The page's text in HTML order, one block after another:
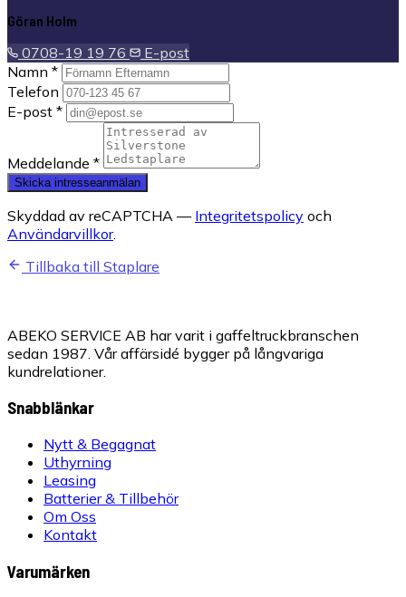
Göran Holm
0708-19 19 76
E-post
Namn *
Telefon
E-post *
Meddelande *
Skicka intresseanmälan
Skyddad av reCAPTCHA — Integritetspolicy och
Användarvillkor.
Tillbaka till Staplare
ABEKO SERVICE AB har varit i gaffeltruckbranschen
sedan 1987. Vår affärsidé bygger på långvariga
kundrelationer.
Snabblänkar
Nytt & Begagnat
Uthyrning
Leasing
Batterier & Tillbehör
Om Oss
Kontakt
Varumärken